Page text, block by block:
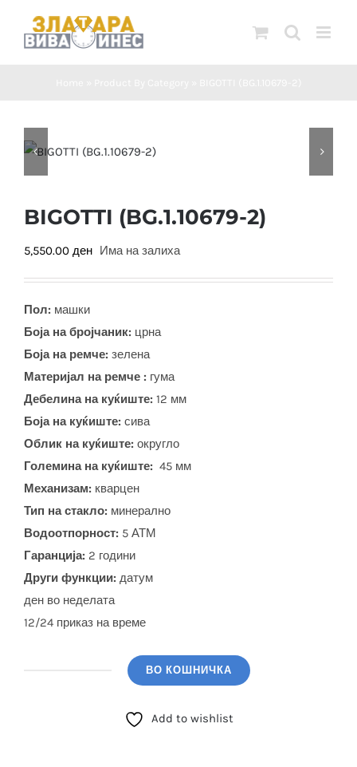
BIGOTTI (BG.1.10679-2)
5,550.00 ден Има на залиха
Пол: машки
Боја на бројчаник: црна
Боја на ремче: зелена
Материјал на ремче : гума
Дебелина на куќиште: 12 мм
Боја на куќиште: сива
Облик на куќиште: округло
Големина на куќиште: 45 мм
Механизам: кварцен
Тип на стакло: минерално
Водоотпорност: 5 АТМ
Гаранција: 2 години
Други функции: датум
ден во неделата
12/24 приказ на време
ВО КОШНИЧКА
Add to wishlist